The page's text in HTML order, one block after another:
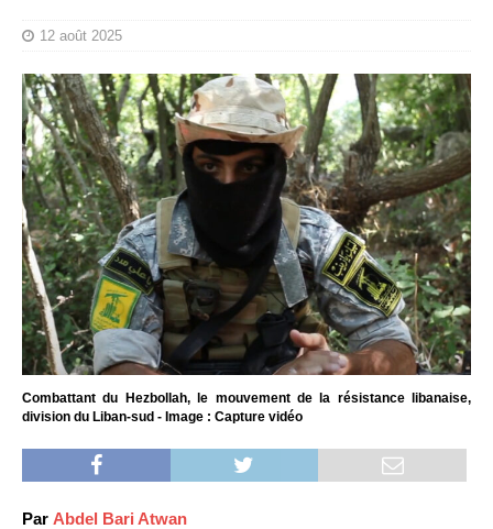
12 août 2025
Combattant du Hezbollah, le mouvement de la résistance libanaise,
division du Liban-sud - Image : Capture vidéo
Par Abdel Bari Atwan